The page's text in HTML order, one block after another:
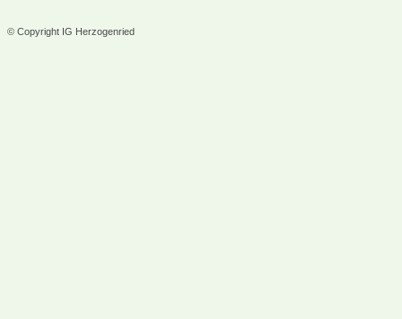
© Copyright IG Herzogenried